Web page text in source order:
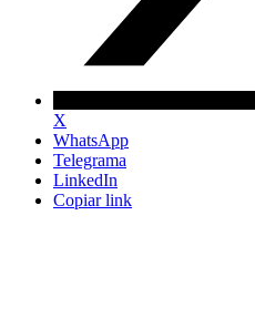
X
WhatsApp
Telegrama
LinkedIn
Copiar link